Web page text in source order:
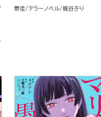
景佳 テラーノベル 梶谷きり